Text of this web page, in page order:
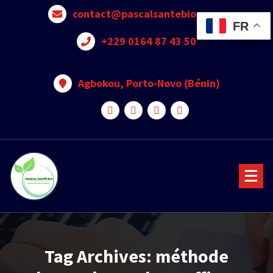
contact@pascalsantebio.com
+229 0164 87 43 50
Agbokou, Porto-Novo (Bénin)
Tag Archives: méthode
FR